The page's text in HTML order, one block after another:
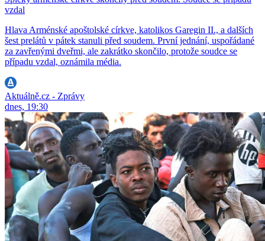
vzdal
Hlava Arménské apoštolské církve, katolikos Garegin II., a dalších
šest prelátů v pátek stanuli před soudem. První jednání, uspořádané
za zavřenými dveřmi, ale zakrátko skončilo, protože soudce se
případu vzdal, oznámila média.
Aktuálně.cz - Zprávy
dnes, 19:30